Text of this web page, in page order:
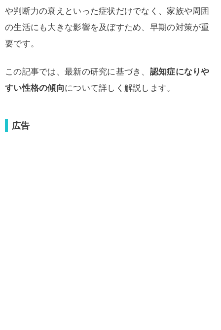
や判断力の衰えといった症状だけでなく、家族や周囲
の生活にも大きな影響を及ぼすため、早期の対策が重
要です。
この記事では、最新の研究に基づき、 認知症になりや
すい性格の傾向について詳しく解説します。
広告